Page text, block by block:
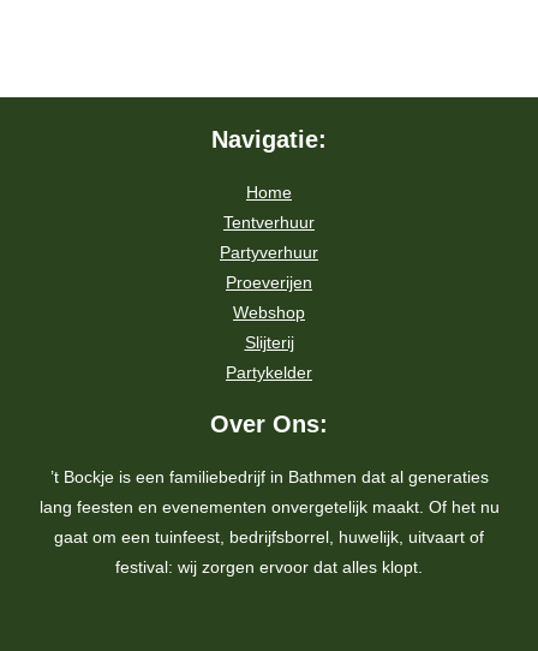
Navigatie:
Home
Tentverhuur
Partyverhuur
Proeverijen
Webshop
Slijterij
Partykelder
Over Ons:
’t Bockje is een familiebedrijf in Bathmen dat al generaties
lang feesten en evenementen onvergetelijk maakt. Of het nu
gaat om een tuinfeest, bedrijfsborrel, huwelijk, uitvaart of
festival: wij zorgen ervoor dat alles klopt.